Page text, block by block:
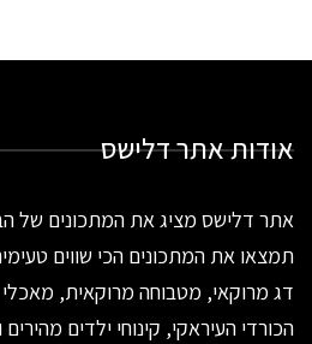
אודות אתר דלישס
אתר דלישס מציג את המתכונים של
תמצאו את המתכונים הכי שווים
דג מרוקאי, מטבוחה מרוקאית,
הכורדי העיראקי, קינוחי ילדים מהירים